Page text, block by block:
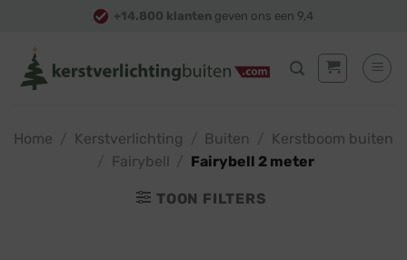
content
+14.800 klanten geven ons een 9,4
Home Kerstverlichting Buiten
Kerstboom buiten
Fairybell Fairybell 2 meter
TOON FILTERS